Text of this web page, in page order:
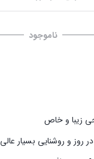
ناموجود
زیبا و خاص
روز و روشنایی بسیار عالی